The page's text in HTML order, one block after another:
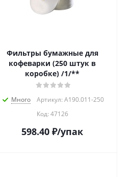
Фильтры бумажные для
кофеварки (250 штук в
коробке) /1/**
Много
Артикул: A190.011-250
Код: 47126
598.40 ₽/упак